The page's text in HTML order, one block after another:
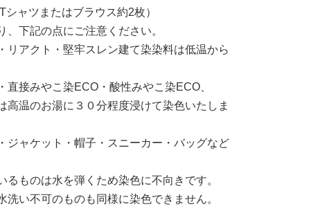
ャツまたはブラウス約2枚）
、下記の点にご注意ください。
リアクト・堅牢スレン建て染染料は低温から
直接みやこ染ECO・酸性みやこ染ECO、
高温のお湯に３０分程度浸けて染色いたしま
ジャケット・帽子・スニーカー・バッグなど
るものは水を弾くため染色に不向きです。
洗い不可のものも同様に染色できません。